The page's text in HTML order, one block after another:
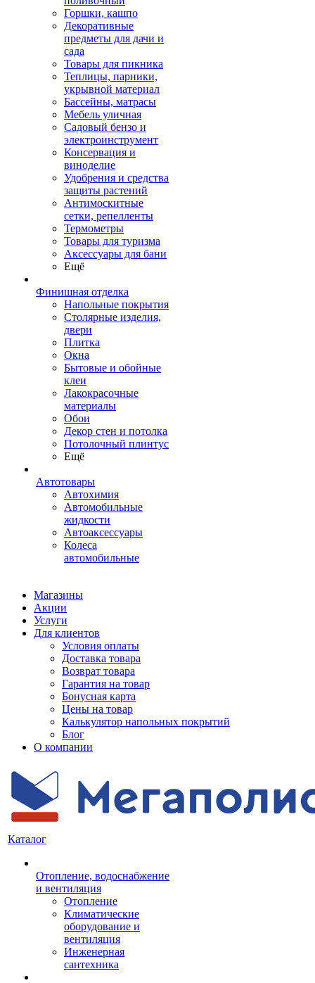
Горшки, кашпо
Декоративные
предметы для дачи и
сада
Товары для пикника
Теплицы, парники,
укрывной материал
Бассейны, матрасы
Мебель уличная
Садовый бензо и
электроинструмент
Консервация и
виноделие
Удобрения и средства
защиты растений
Антимоскитные
сетки, репелленты
Термометры
Товары для туризма
Аксессуары для бани
Ещё
Финишная отделка
Напольные покрытия
Столярные изделия,
двери
Плитка
Окна
Бытовые и обойные
клеи
Лакокрасочные
материалы
Обои
Декор стен и потолка
Потолочный плинтус
Ещё
Автотовары
Автохимия
Автомобильные
жидкости
Автоаксессуары
Колеса
автомобильные
Магазины
Акции
Услуги
Для клиентов
Условия оплаты
Доставка товара
Возврат товара
Гарантия на товар
Бонусная карта
Цены на товар
Калькулятор напольных покрытий
Блог
О компании
Каталог
Отопление, водоснабжение
и вентиляция
Отопление
Климатические
оборудование и
вентиляция
Инженерная
сантехника